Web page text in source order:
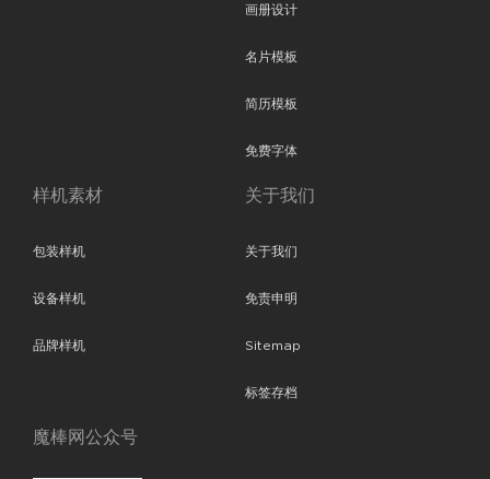
画册设计
名片模板
简历模板
免费字体
样机素材
包装样机
设备样机
品牌样机
关于我们
关于我们
免责申明
Sitemap
标签存档
魔棒网公众号